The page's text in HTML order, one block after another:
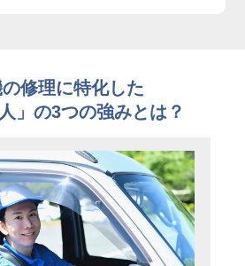
修理に特化した
」の3つの強みとは？